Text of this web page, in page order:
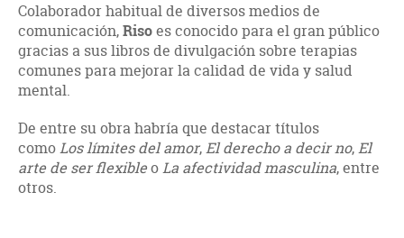
Colaborador habitual de diversos medios de
comunicación,Risoes conocido para el gran público
gracias a sus libros de divulgación sobre terapias
comunes para mejorar la calidad de vida y salud
mental.
De entre su obra habría que destacar títulos
comoLos límites del amor,El derecho a decir no,El
arte de ser flexibleoLa afectividad masculina, entre
otros.